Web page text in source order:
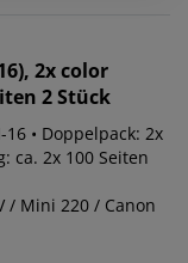
2x color
2 Stück
• Doppelpack: 2x
ca. 2x 100 Seiten
/ Mini 220 / Canon